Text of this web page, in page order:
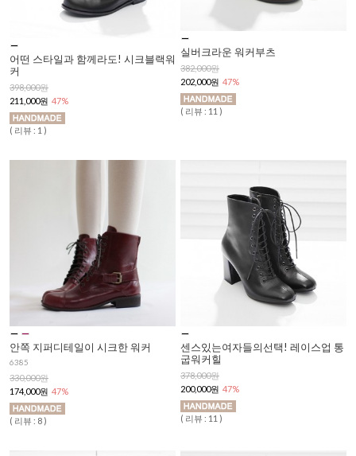
어떤 스타일과 함께라도! 시크블랙워
커
398,000원
211,000원 47%
( 리뷰 : 1 )
실버크라운 워커부츠
382,000원
202,000원 47%
( 리뷰 : 11 )
안쪽 지퍼디테일이 시크한 워커
6385
330,000원
174,000원 47%
( 리뷰 : 8 )
센스있는여자들의선택! 레이스업 통
굽워커힐
378,000원
200,000원 47%
( 리뷰 : 11 )